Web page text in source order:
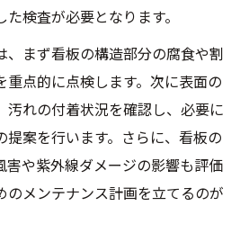
検査が必要となります。
、まず看板の構造部分の腐食や割
重点的に点検します。次に表面の
汚れの付着状況を確認し、必要に
提案を行います。さらに、看板の
害や紫外線ダメージの影響も評価
のメンテナンス計画を立てるのが